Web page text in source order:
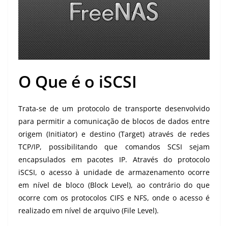
O Que é o iSCSI
Trata-se de um protocolo de transporte desenvolvido
para permitir a comunicação de blocos de dados entre
origem (Initiator) e destino (Target) através de redes
TCP/IP, possibilitando que comandos SCSI sejam
encapsulados em pacotes IP. Através do protocolo
iSCSI, o acesso à unidade de armazenamento ocorre
em nível de bloco (Block Level), ao contrário do que
ocorre com os protocolos CIFS e NFS, onde o acesso é
realizado em nível de arquivo (File Level).